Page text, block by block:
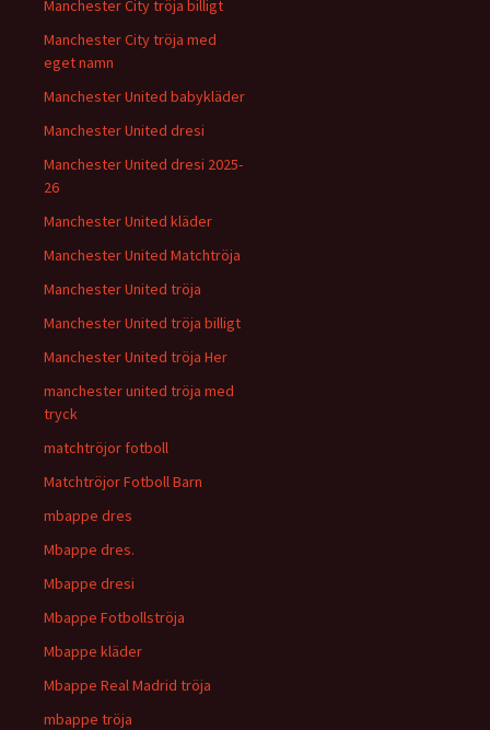
Manchester City tröja billigt
Manchester City tröja med
eget namn
Manchester United babykläder
Manchester United dresi
Manchester United dresi 2025-
26
Manchester United kläder
Manchester United Matchtröja
Manchester United tröja
Manchester United tröja billigt
Manchester United tröja Her
manchester united tröja med
tryck
matchtröjor fotboll
Matchtröjor Fotboll Barn
mbappe dres
Mbappe dres.
Mbappe dresi
Mbappe Fotbollströja
Mbappe kläder
Mbappe Real Madrid tröja
mbappe tröja